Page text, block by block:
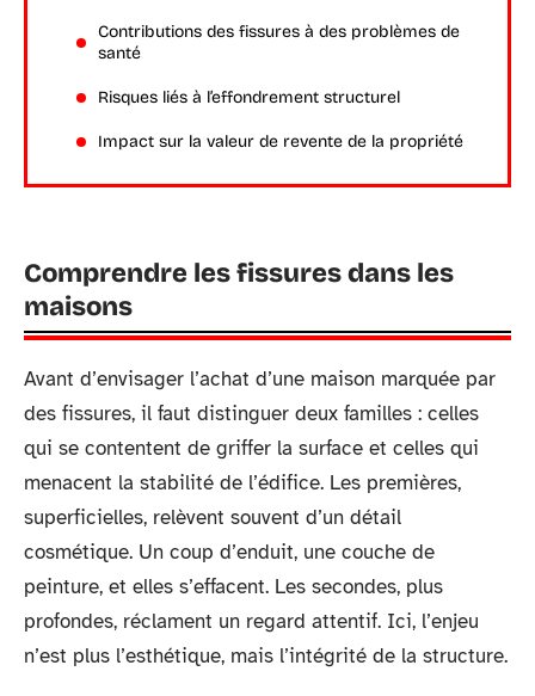
Contributions des fissures à des problèmes de
santé
Risques liés à l’effondrement structurel
Impact sur la valeur de revente de la propriété
Comprendre les fissures dans les
maisons
Avant d’envisager l’achat d’une maison marquée par
des fissures, il faut distinguer deux familles : celles
qui se contentent de griffer la surface et celles qui
menacent la stabilité de l’édifice. Les premières,
superficielles, relèvent souvent d’un détail
cosmétique. Un coup d’enduit, une couche de
peinture, et elles s’effacent. Les secondes, plus
profondes, réclament un regard attentif. Ici, l’enjeu
n’est plus l’esthétique, mais l’intégrité de la structure.